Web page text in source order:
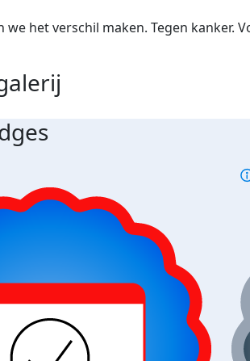
we het verschil maken. Tegen kanker.